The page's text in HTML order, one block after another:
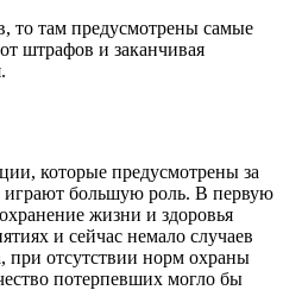
то там предусмотрены самые
штрафов и заканчивая
которые предусмотрены за
играют большую роль. В первую
жизни и здоровья
и сейчас немало случаев
при отсутствии норм охраны
потерпевших могло бы